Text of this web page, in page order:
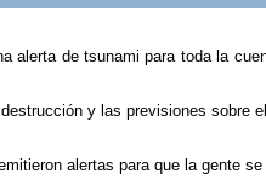
alerta de tsunami para toda la
y las previsiones sobre
alertas para que la gente se